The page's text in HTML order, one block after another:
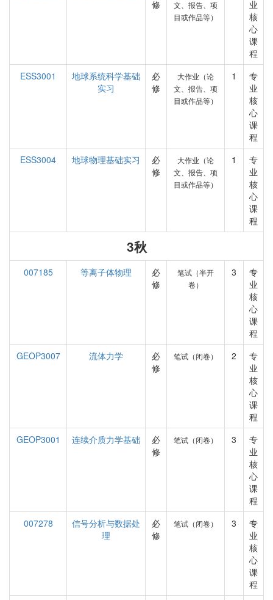
修
文、报告、项
目或作品等）
业
核
心
课
程
ESS3001
地球系统科学基础
实习
必
修
大作业（论
文、报告、项
目或作品等）
1
专
业
核
心
课
程
ESS3004
地球物理基础实习
必
修
大作业（论
文、报告、项
目或作品等）
1
专
业
核
心
课
程
3秋
007185 等离子体物理
必
修
笔试（半开
卷）
3
专
业
核
心
课
程
GEOP3007
流体力学
必
修
笔试（闭卷） 2
专
业
核
心
课
程
GEOP3001
连续介质力学基础
必
修
笔试（闭卷） 3
专
业
核
心
课
程
007278
信号分析与数据处
理
必
修
笔试（闭卷） 3
专
业
核
心
课
程